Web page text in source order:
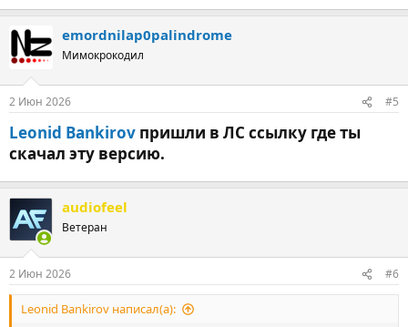
emordnilap0palindrome
Мимокрокодил
2 Июн 2026 #5
Leonid Bankirov пришли в ЛС ссылку где ты
скачал эту версию.​
audiofeel
Ветеран
2 Июн 2026 #6
Leonid Bankirov написал(а):